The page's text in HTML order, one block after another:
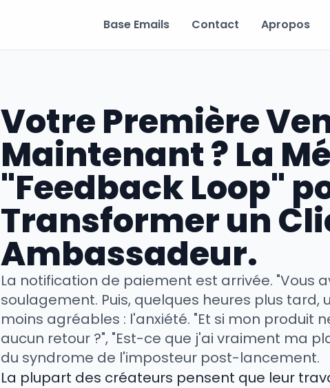
Base Emails Contact Apropos
Votre Première
Maintenant ? La
"Feedback Loop"
Transformer un
Ambassadeur.
La notification de paiement est arrivée. "Vous
soulagement. Puis, quelques heures plus tard,
moins agréables : l'anxiété. "Et si mon produit
aucun retour ?", "Est-ce que j'ai vraiment ma
du syndrome de l'imposteur post-lancement.
La plupart des créateurs pensent que leur